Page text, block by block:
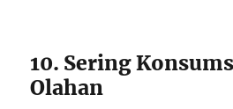
10. Sering
Olahan